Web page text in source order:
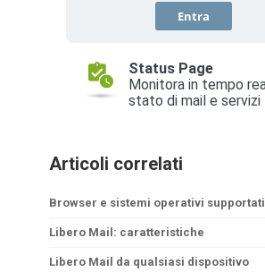
Articoli correlati
Browser e sistemi operativi supportati
Libero Mail: caratteristiche
Libero Mail da qualsiasi dispositivo